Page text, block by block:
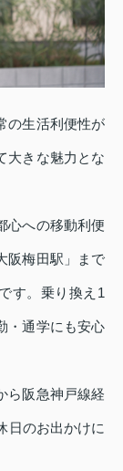
の生活利便性が
大きな魅力とな
心への移動利便
阪梅田駅」まで
す。乗り換え1
・通学にも安心
ら阪急神戸線経
日のお出かけに